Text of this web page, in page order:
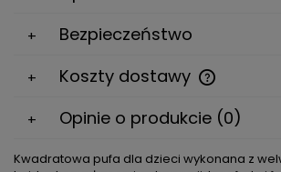
Bezpieczeństwo
Koszty dostawy
Cena nie zawiera ewentualnych kosztów
Opinie o produkcie (0)
Kwadratowa pufa dla dzieci wykonana z